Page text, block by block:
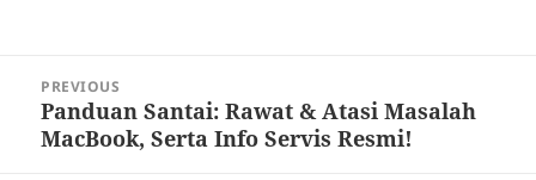
navigation
PREVIOUS
Previous
post:
Panduan Santai: Rawat & Atasi Masalah
MacBook, Serta Info Servis Resmi!